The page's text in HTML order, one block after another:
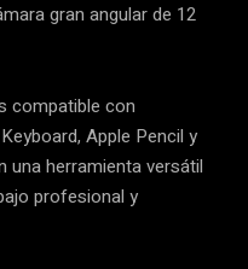
gran angular de 12
compatible con
Apple Pencil y
una herramienta versátil
profesional y